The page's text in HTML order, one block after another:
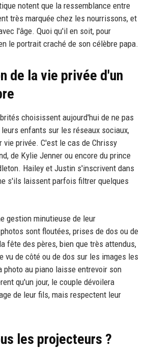
notent que la ressemblance entre
très marquée chez les nourrissons, et
l'âge. Quoi qu'il en soit, pour
le portrait craché de son célèbre papa.
de la vie privée d'un
choisissent aujourd'hui de ne pas
enfants sur les réseaux sociaux,
vie privée. C'est le cas de Chrissy
de Kylie Jenner ou encore du prince
Hailey et Justin s'inscrivent dans
s'ils laissent parfois filtrer quelques
gestion minutieuse de leur
sont floutées, prises de dos ou de
fête des pères, bien que très attendus,
vu de côté ou de dos sur les images les
au piano laisse entrevoir son
qu'un jour, le couple dévoilera
de leur fils, mais respectent leur
les projecteurs ?